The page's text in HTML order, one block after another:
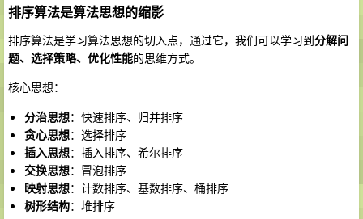
排序算法是算法思想的缩影
排序算法是学习算法思想的切入点，通过它，我们可以学习到分解问
题、选择策略、优化性能的思维方式。
核心思想：
分治思想：快速排序、归并排序
贪心思想：选择排序
插入思想：插入排序、希尔排序
交换思想：冒泡排序
映射思想：计数排序、基数排序、桶排序
树形结构：堆排序